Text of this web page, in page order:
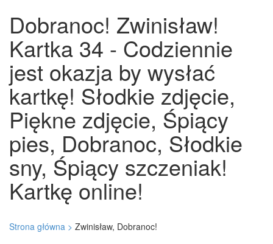
Dobranoc! Zwinisław!
Kartka 34 - Codziennie
jest okazja by wysłać
kartkę! Słodkie zdjęcie,
Piękne zdjęcie, Śpiący
pies, Dobranoc, Słodkie
sny, Śpiący szczeniak!
Kartkę online!
Strona główna > Zwinisław, Dobranoc!